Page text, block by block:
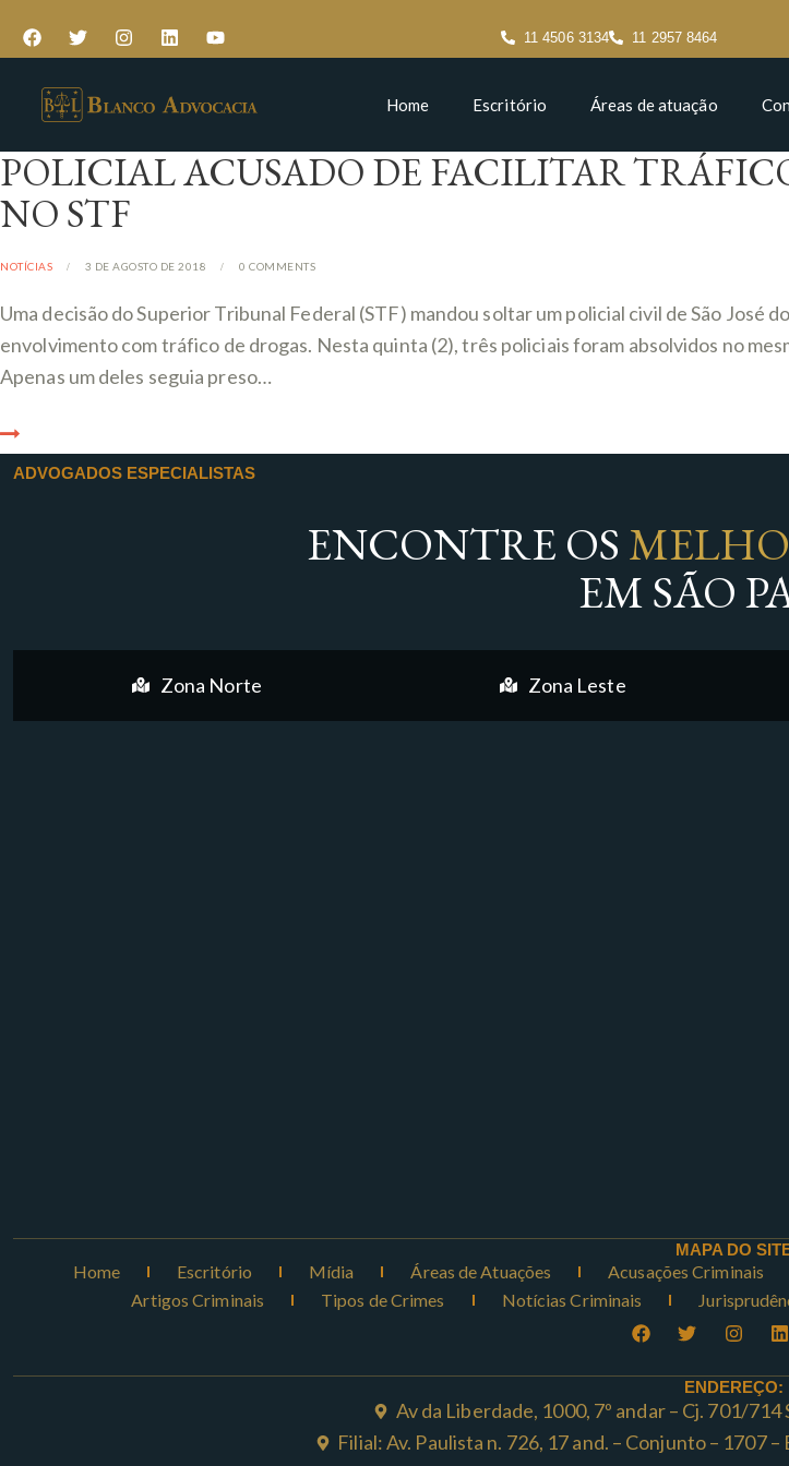
11 4506 3134 11 2957 8464
Home Escritório Áreas de atuação
POLICIAL ACUSADO DE FACILITAR
NO STF
NOTÍCIAS 3 DE AGOSTO DE 2018 0 COMMENTS
Uma decisão do Superior Tribunal Federal (STF) mandou soltar um policial civil de São José
envolvimento com tráfico de drogas. Nesta quinta (2), três policiais foram absolvidos no
Apenas um deles seguia preso…
ADVOGADOS ESPECIALISTAS
ENCONTRE OS
EM SÃO
Zona Norte Zona Leste
MAPA DO
Home Escritório Mídia Áreas de Atuações Acusações Criminais
Artigos Criminais
Tipos de Crimes Notícias Criminais
ENDEREÇO:
Av da Liberdade, 1000, 7º andar – Cj. 701/
Filial: Av. Paulista n. 726, 17 and. – Conjunto – 1707